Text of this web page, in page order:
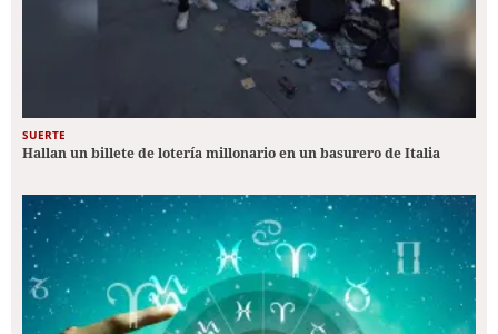
SUERTE
Hallan un billete de lotería millonario en un basurero de Italia